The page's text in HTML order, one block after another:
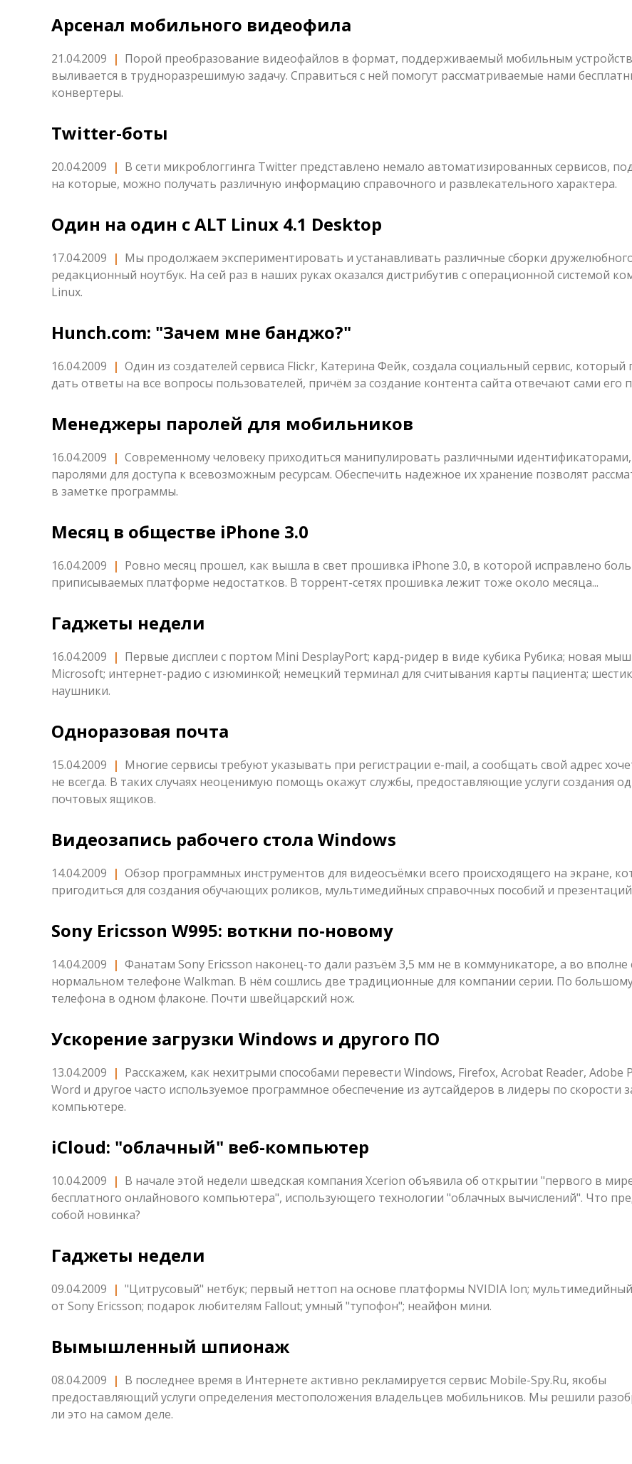
Арсенал мобильного видеофила
21.04.2009 | Порой преобразование видеофайлов в формат, поддерживаемый мобильным
выливается в трудноразрешимую задачу. Справиться с ней помогут рассматриваемые нами
конвертеры.
Twitter-боты
20.04.2009 | В сети микроблоггинга Twitter представлено немало автоматизированных сервисов,
на которые, можно получать различную информацию справочного и развлекательного характера.
Один на один с ALT Linux 4.1 Desktop
17.04.2009 | Мы продолжаем экспериментировать и устанавливать различные сборки
редакционный ноутбук. На сей раз в наших руках оказался дистрибутив с операционной системой
Linux.
Hunch.com: "Зачем мне банджо?"
16.04.2009 | Один из создателей сервиса Flickr, Катерина Фейк, создала социальный сервис, который
дать ответы на все вопросы пользователей, причём за создание контента сайта отвечают сами его
Менеджеры паролей для мобильников
16.04.2009 | Современному человеку приходиться манипулировать различными
паролями для доступа к всевозможным ресурсам. Обеспечить надежное их хранение позволят
в заметке программы.
Месяц в обществе iPhone 3.0
16.04.2009 | Ровно месяц прошел, как вышла в свет прошивка iPhone 3.0, в которой исправлено
приписываемых платформе недостатков. В торрент-сетях прошивка лежит тоже около месяца...
Гаджеты недели
16.04.2009 | Первые дисплеи с портом Mini DesplayPort; кард-ридер в виде кубика Рубика; новая
Microsoft; интернет-радио с изюминкой; немецкий терминал для считывания карты пациента;
наушники.
Одноразовая почта
15.04.2009 | Многие сервисы требуют указывать при регистрации e-mail, а сообщать свой адрес
не всегда. В таких случаях неоценимую помощь окажут службы, предоставляющие услуги создания
почтовых ящиков.
Видеозапись рабочего стола Windows
14.04.2009 | Обзор программных инструментов для видеосъёмки всего происходящего на экране,
пригодиться для создания обучающих роликов, мультимедийных справочных пособий и
Sony Ericsson W995: воткни по-новому
14.04.2009 | Фанатам Sony Ericsson наконец-то дали разъём 3,5 мм не в коммуникаторе, а во вполне
нормальном телефоне Walkman. В нём сошлись две традиционные для компании серии. По большому
телефона в одном флаконе. Почти швейцарский нож.
Ускорение загрузки Windows и другого ПО
13.04.2009 | Расскажем, как нехитрыми способами перевести Windows, Firefox, Acrobat Reader, Adobe
Word и другое часто используемое программное обеспечение из аутсайдеров в лидеры по скорости
компьютере.
iCloud: "облачный" веб-компьютер
10.04.2009 | В начале этой недели шведская компания Xcerion объявила об открытии "первого в
бесплатного онлайнового компьютера", использующего технологии "облачных вычислений". Что
собой новинка?
Гаджеты недели
09.04.2009 | "Цитрусовый" нетбук; первый неттоп на основе платформы NVIDIA Ion;
от Sony Ericsson; подарок любителям Fallout; умный "тупофон"; неайфон мини.
Вымышленный шпионаж
08.04.2009 | В последнее время в Интернете активно рекламируется сервис Mobile-Spy.Ru, якобы
предоставляющий услуги определения местоположения владельцев мобильников. Мы решили
ли это на самом деле.